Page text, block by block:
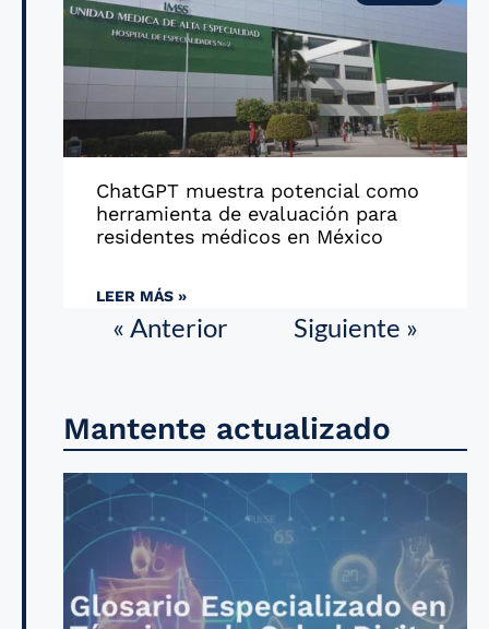
ChatGPT muestra potencial como
herramienta de evaluación para
residentes médicos en México
LEER MÁS »
« Anterior Siguiente »
Mantente actualizado